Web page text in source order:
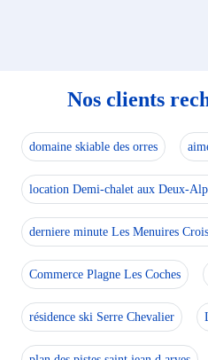
Nos clients
domaine skiable des orres
location Demi-chalet aux Deux-
derniere minute Les Menuires
Commerce Plagne Les Coches
résidence ski Serre Chevalier